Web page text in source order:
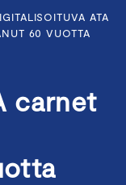
ATA
60 VUOTTA
carnet